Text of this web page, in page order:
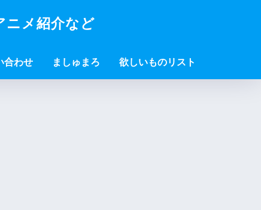
メ紹介など
合わせ ましゅまろ 欲しいものリスト